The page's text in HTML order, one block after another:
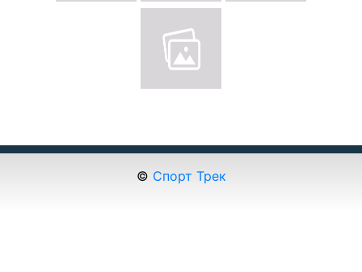
© Спорт Трек